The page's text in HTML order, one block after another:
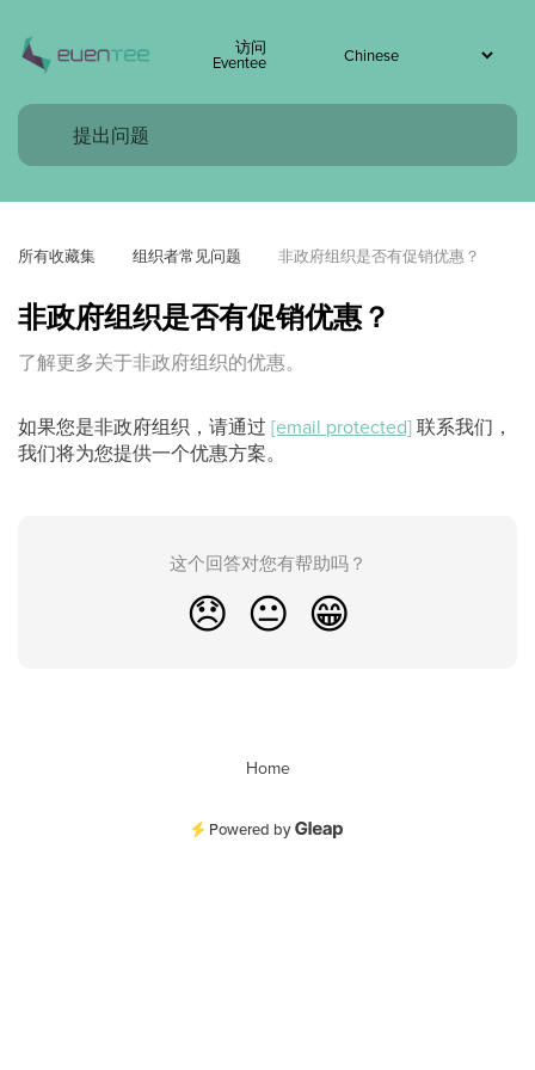
访问
Eventee
所有收藏集 组织者常见问题 非政府组织是否有促销优惠？
非政府组织是否有促销优惠？
了解更多关于非政府组织的优惠。
如果您是非政府组织，请通过 [email protected]联系我们，
我们将为您提供一个优惠方案。
这个回答对您有帮助吗？
😞 😐 😁
Home
Powered by